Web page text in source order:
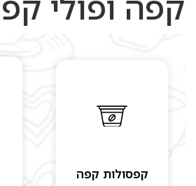
קפסולות קפה